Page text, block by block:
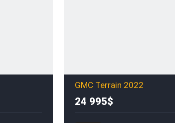
GMC Terrain 2022
24 995$